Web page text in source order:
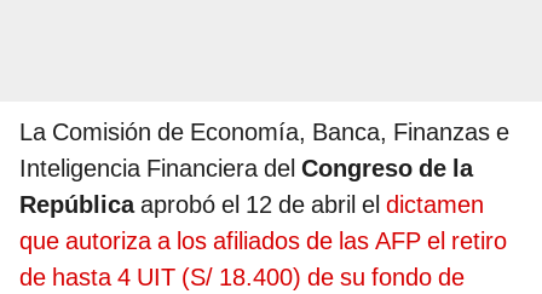
La Comisión de Economía, Banca, Finanzas e
Inteligencia Financiera del Congreso de la
Repúblicaaprobó el 12 de abril el dictamen
que autoriza a los afiliados de las AFP el retiro
de hasta 4 UIT (S/ 18.400) de su fondo de